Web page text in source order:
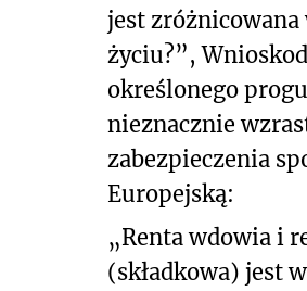
jest zróżnicowana
życiu?”,
określonego
nieznacznie
zabezpieczenia
Europejską:
„Renta wdowia i
(składkowa) jest